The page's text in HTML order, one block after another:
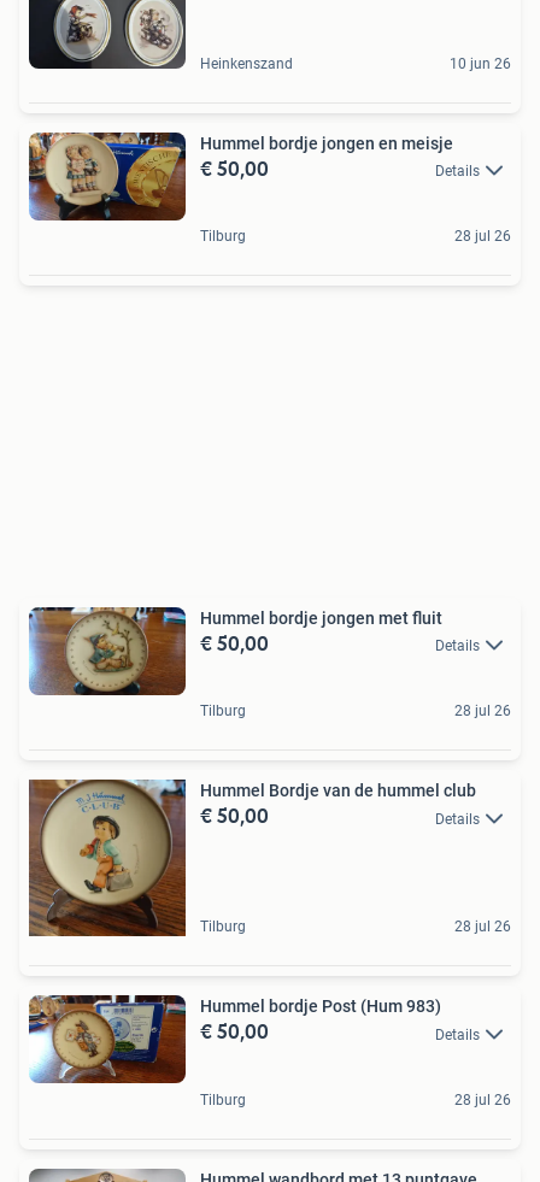
Heinkenszand 10 jun 26
Hummel bordje jongen en meisje
€ 50,00 Details
Tilburg 28 jul 26
Hummel bordje jongen met fluit
€ 50,00 Details
Tilburg 28 jul 26
Hummel Bordje van de hummel club
€ 50,00 Details
Tilburg 28 jul 26
Hummel bordje Post (Hum 983)
€ 50,00 Details
Tilburg 28 jul 26